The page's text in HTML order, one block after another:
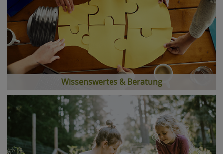
Wissenswertes & Beratung